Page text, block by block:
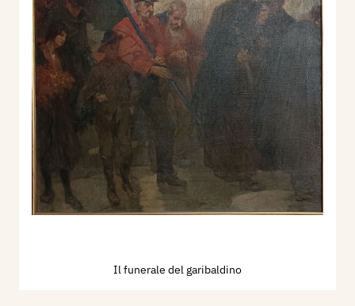
Il funerale del garibaldino